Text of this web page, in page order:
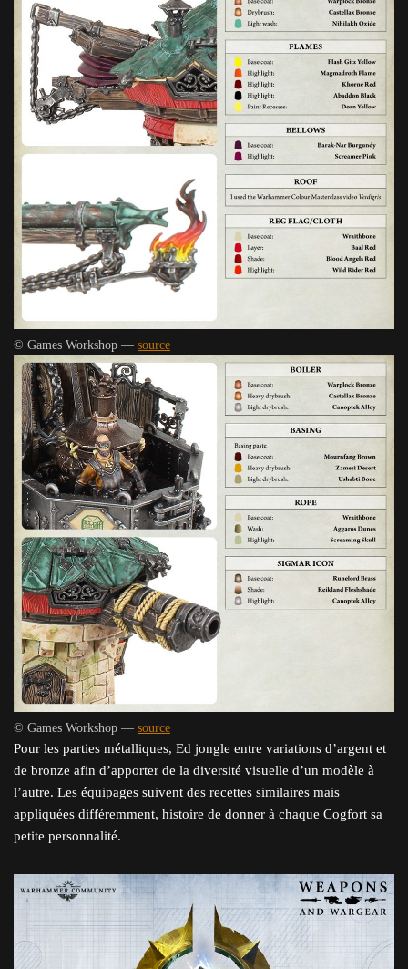
© Games Workshop — source
© Games Workshop — source
Pour les parties métalliques, Ed jongle entre variations d’argent et
de bronze afin d’apporter de la diversité visuelle d’un modèle à
l’autre. Les équipages suivent des recettes similaires mais
appliquées différemment, histoire de donner à chaque Cogfort sa
petite personnalité.